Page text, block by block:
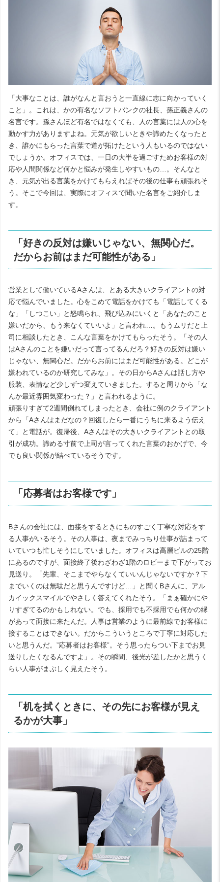
「大事なことは、誰がなんと言おうと一直線に志に向かっていく
こと」。これは、かの有名なソフトバンクの社長、孫正義さんの
名言です。孫さんほど有名ではなくても、人の言葉には人の心を
動かす力がありますよね。元気が欲しいときや諦めたくなったと
き、誰かにもらった言葉で道が拓けたという人もいるのではない
でしょうか。オフィスでは、一日の大半を過ごすためお客様の対
応や人間関係など何かと悩みが発生しやすいもの…。そんなと
き、元気が出る言葉をかけてもらえればその後の仕事も頑張れそ
う。そこで今回は、実際にオフィスで聞いた名言をご紹介しま
す。
「好きの反対は嫌いじゃない、無関心だ。
だからお前はまだ可能性がある」
営業として働いているAさんは、とある大きいクライアントの対
応で悩んでいました。心をこめて電話をかけても「電話してくる
な」「しつこい」と怒鳴られ、飛び込みにいくと「あなたのこと
嫌いだから、もう来なくていいよ」と言われ…。もうムリだと上
司に相談したとき、こんな言葉をかけてもらったそう。「その人
はAさんのことを嫌いだって言ってるんだろ？好きの反対は嫌い
じゃない、無関心だ。だからお前にはまだ可能性がある。どこが
嫌われているのか研究してみな」。その日からAさんは話し方や
服装、表情など少しずつ変えていきました。すると周りから「な
んか最近雰囲気変わった？」と言われるように。
頑張りすぎて2週間倒れてしまったとき、会社に例のクライアント
から「Aさんはまだなの？回復したら一番にうちに来るよう伝え
て」と電話が。復帰後、Aさんはその大きいクライアントとの取
引が成功。諦める寸前で上司が言ってくれた言葉のおかげで、今
でも良い関係が結べているそうです。
「応募者はお客様です」
Bさんの会社には、面接をするときにものすごく丁寧な対応をす
る人事がいるそう。その人事は、夜までみっちり仕事が詰まって
いていつも忙しそうにしていました。オフィスは高層ビルの25階
にあるのですが、面接終了後わざわざ1階のロビーまで下がってお
見送り。「先輩、そこまでやらなくていいんじゃないですか？下
までいくのは無駄だと思うんですけど…」と聞くBさんに、アル
カイックスマイルでやさしく答えてくれたそう。「まぁ確かにや
りすぎてるのかもしれない。でも、採用でも不採用でも何かの縁
があって面接に来たんだ。人事は営業のように最前線でお客様に
接することはできない。だからこういうところで丁寧に対応した
いと思うんだ。”応募者はお客様”。そう思ったらつい下までお見
送りしたくなるんですよ」。その瞬間、後光が差したかと思うく
らい人事がまぶしく見えたそう。
「机を拭くときに、その先にお客様が見え
るかが大事」